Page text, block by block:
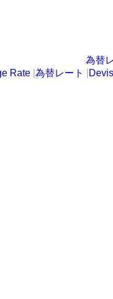
為替
Rate 為替レート